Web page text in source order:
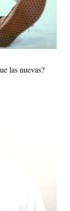
las nuevas?